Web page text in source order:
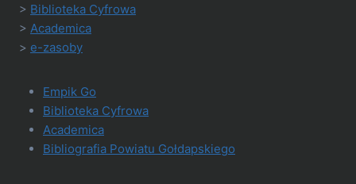
> Biblioteka Cyfrowa
> Academica
> e-zasoby
Empik Go
Biblioteka Cyfrowa
Academica
Bibliografia Powiatu Gołdapskiego